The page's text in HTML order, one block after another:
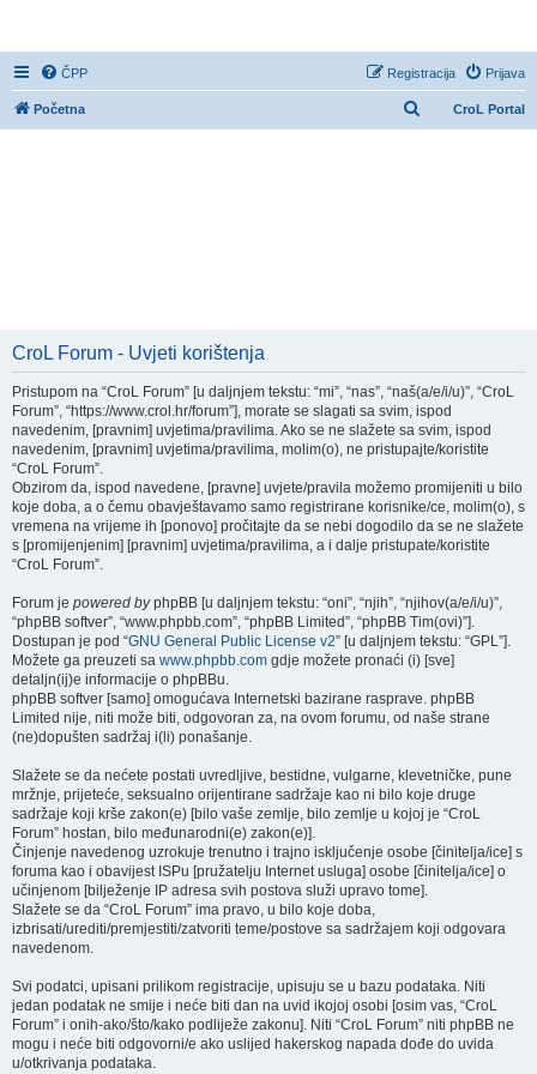
ČPP Prijava
Registracija
CroL Portal
Početna
CroL Forum - Uvjeti korištenja
Pristupom na “CroL Forum” [u daljnjem tekstu: “mi”, “nas”, “naš(a/e/i/u)”, “CroL
Forum”, “https://www.crol.hr/forum”], morate se slagati sa svim, ispod
navedenim, [pravnim] uvjetima/pravilima. Ako se ne slažete sa svim, ispod
navedenim, [pravnim] uvjetima/pravilima, molim(o), ne pristupajte/koristite
“CroL Forum”.
Obzirom da, ispod navedene, [pravne] uvjete/pravila možemo promijeniti u bilo
koje doba, a o čemu obavještavamo samo registrirane korisnike/ce, molim(o), s
vremena na vrijeme ih [ponovo] pročitajte da se nebi dogodilo da se ne slažete
s [promijenjenim] [pravnim] uvjetima/pravilima, a i dalje pristupate/koristite
“CroL Forum”.
Forum je powered byphpBB [u daljnjem tekstu: “oni”, “njih”, “njihov(a/e/i/u)”,
“phpBB softver”, “www.phpbb.com”, “phpBB Limited”, “phpBB Tim(ovi)”].
Dostupan je pod “GNU General Public License v2” [u daljnjem tekstu: “GPL”].
Možete ga preuzeti sa www.phpbb.com gdje možete pronaći (i) [sve]
detaljn(ij)e informacije o phpBBu.
phpBB softver [samo] omogućava Internetski bazirane rasprave. phpBB
Limited nije, niti može biti, odgovoran za, na ovom forumu, od naše strane
(ne)dopušten sadržaj i(li) ponašanje.
Slažete se da nećete postati uvredljive, bestidne, vulgarne, klevetničke, pune
mržnje, prijeteće, seksualno orijentirane sadržaje kao ni bilo koje druge
sadržaje koji krše zakon(e) [bilo vaše zemlje, bilo zemlje u kojoj je “CroL
Forum” hostan, bilo međunarodni(e) zakon(e)].
Činjenje navedenog uzrokuje trenutno i trajno isključenje osobe [činitelja/ice] s
foruma kao i obavijest ISPu [pružatelju Internet usluga] osobe [činitelja/ice] o
učinjenom [bilježenje IP adresa svih postova služi upravo tome].
Slažete se da “CroL Forum” ima pravo, u bilo koje doba,
izbrisati/urediti/premjestiti/zatvoriti teme/postove sa sadržajem koji odgovara
navedenom.
Svi podatci, upisani prilikom registracije, upisuju se u bazu podataka. Niti
jedan podatak ne smije i neće biti dan na uvid ikojoj osobi [osim vas, “CroL
Forum” i onih-ako/što/kako podliježe zakonu]. Niti “CroL Forum” niti phpBB ne
mogu i neće biti odgovorni/e ako uslijed hakerskog napada dođe do uvida
u/otkrivanja podataka.